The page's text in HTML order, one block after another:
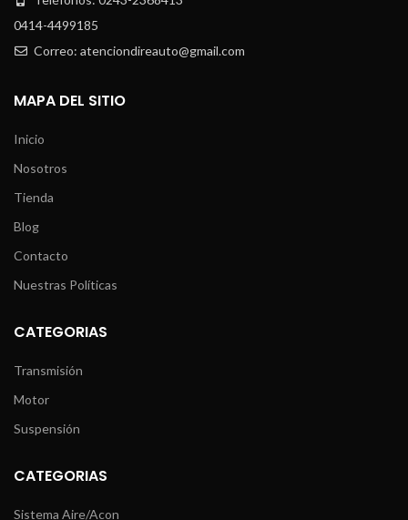
0414-4499185
Correo: atenciondireauto@gmail.com
MAPA DEL SITIO
Inicio
Nosotros
Tienda
Blog
Contacto
Nuestras Políticas
CATEGORIAS
Transmisión
Motor
Suspensión
CATEGORIAS
Sistema Aire/Acon